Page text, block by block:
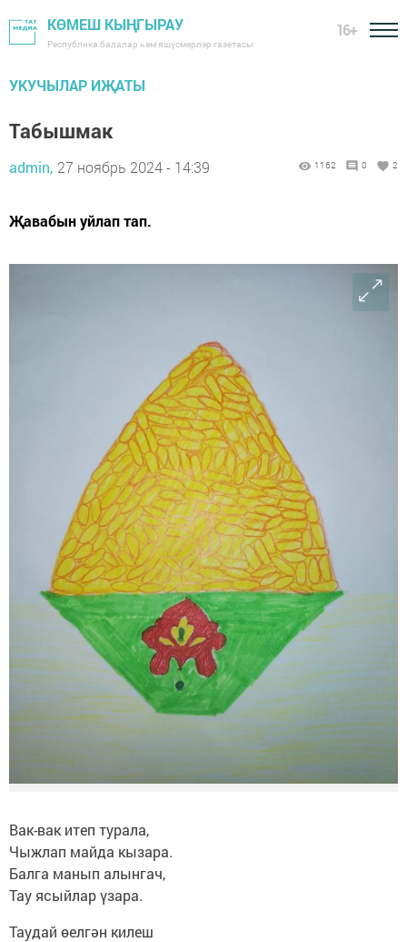
КӨМЕШ КЫҢГЫРАУ
Республика балалар һәм яшүсмерләр газетасы
16+
УКУЧЫЛАР ИҖАТЫ
Табышмак
admin, 27 ноябрь 2024 - 14:39 1162 0 2
Җавабын уйлап тап.
Вак-вак итеп турала,
Чыжлап майда кызара.
Балга манып алынгач,
Тау ясыйлар үзара.
Таудай өелгән килеш